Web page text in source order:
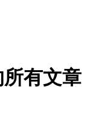
所有文章